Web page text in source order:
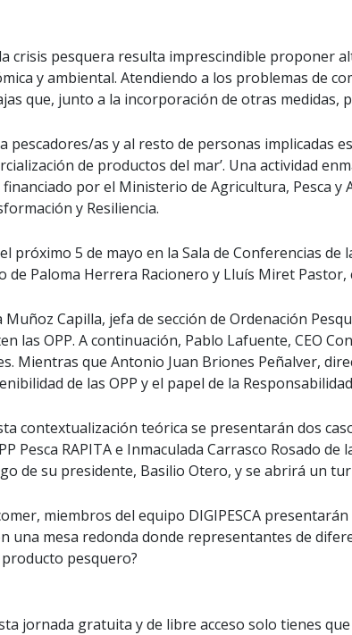
crisis pesquera resulta imprescindible proponer
y ambiental. Atendiendo a los problemas de
que, junto a la incorporación de otras medidas,
as y al resto de personas implicadas
de productos del mar’. Una actividad
por el Ministerio de Agricultura, Pesca
y Resiliencia.
próximo 5 de mayo en la Sala de Conferencias
de Paloma Herrera Racionero y Lluís Miret
Capilla, jefa de sección de Ordenación
las OPP. A continuación, Pablo Lafuente, CEO
Mientras que Antonio Juan Briones Peñalver,
de las OPP y el papel de la
contextualización teórica se presentarán dos
Pesca RAPITA e Inmaculada Carrasco Rosado
de su presidente, Basilio Otero, y se abrirá un
miembros del equipo DIGIPESCA
una mesa redonda donde representantes de
pesquero?
jornada gratuita y de libre acceso solo tienes